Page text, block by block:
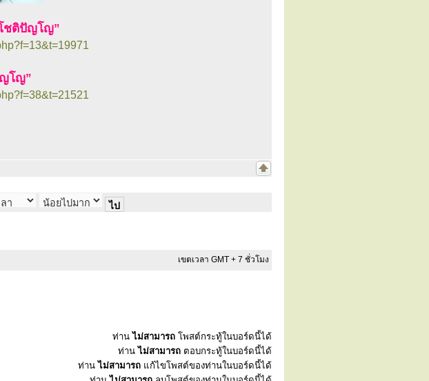
ชติปัญโญ”
โญ”
เขตเวลา GMT + 7 ชั่วโมง
ท่านไม่สามารถ โพสต์กระทู้ในบอร์ดนี้ได้
ท่านไม่สามารถ ตอบกระทู้ในบอร์ดนี้ได้
ท่านไม่สามารถ แก้ไขโพสต์ของท่านในบอร์ดนี้ได้